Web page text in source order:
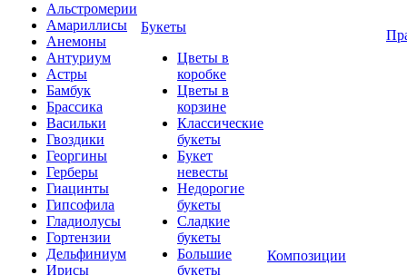
Альстромерии
Амариллисы
Анемоны
Антуриум
Астры
Бамбук
Брассика
Васильки
Гвоздики
Георгины
Герберы
Гиацинты
Гипсофила
Гладиолусы
Гортензии
Дельфиниум
Ирисы
Букеты
Цветы в
коробке
Цветы в
корзине
Классические
букеты
Букет
невесты
Недорогие
букеты
Сладкие
букеты
Большие
букеты
Композиции